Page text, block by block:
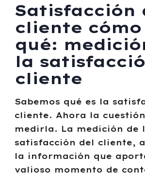
Satisfacción
cliente
qué:
la
cliente
Sabemos qué es la
cliente. Ahora la
medirla. La medición de
satisfacción del cliente,
la información que
valioso momento de